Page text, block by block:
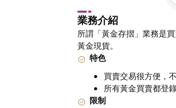
業務介紹
所謂「黃金存摺」業務是
黃金現貨。
特色
買賣交易很方便，
所有黃金買賣都登
限制